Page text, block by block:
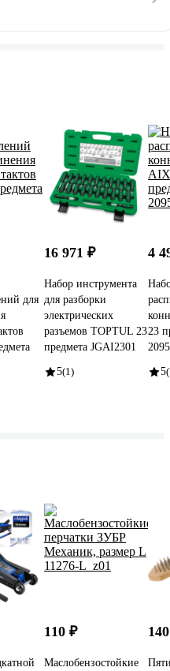
для
16 971 ₽
Набор инструмента
для разборки
электрических
разъемов TOPTUL 23
предмета JGAI2301
5(1)
4
23
5
110 ₽
Маслобензостойкие